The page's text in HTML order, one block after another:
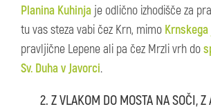
Planina Kuhinja je odlično izhodišče za
tu vas steza vabi čez Krn, mimo
pravljične Lepene ali pa čez Mrzli vrh do
Sv. Duha v Javorci.
2. Z VLAKOM DO MOSTA NA SOČI, Z